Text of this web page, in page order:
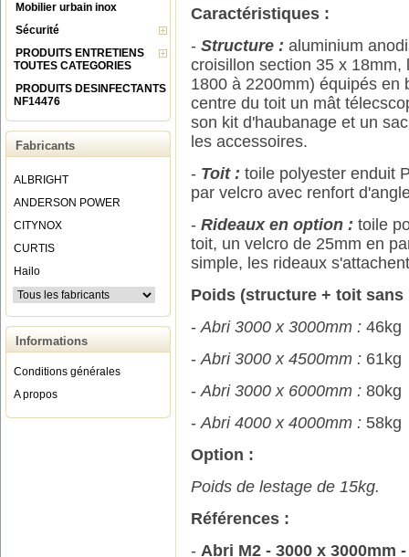
Mobilier urbain inox
Sécurité
PRODUITS ENTRETIENS
TOUTES CATEGORIES
PRODUITS DESINFECTANTS
NF14476
Fabricants
ALBRIGHT
ANDERSON POWER
CITYNOX
CURTIS
Hailo
Informations
Conditions générales
A propos
Caractéristiques :
- Structure : aluminium
croisillon section 35 x
1800 à 2200mm) équipés en
centre du toit un mât
son kit d'haubanage et un
les accessoires.
- Toit : toile polyester enduit
par velcro avec renfort
- Rideaux en option : toile
toit, un velcro de 25mm en
simple, les rideaux
Poids (structure + toit sans
-Abri 3000 x 3000mm :46kg
-Abri 3000 x 4500mm :61kg
-Abri 3000 x 6000mm :80kg
-Abri 4000 x 4000mm :58kg
Option :
Poids de lestage de 15kg.
Références :
- Abri M2 - 3000 x 3000mm